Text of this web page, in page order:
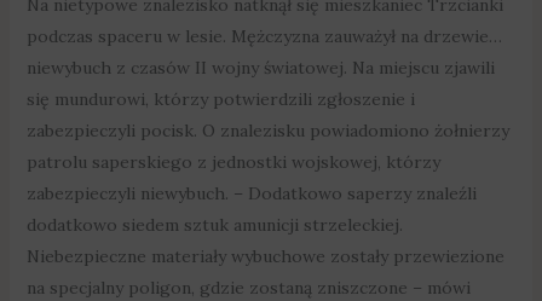
Na nietypowe znalezisko natknął się mieszkaniec Trzcianki
podczas spaceru w lesie. Mężczyzna zauważył na drzewie…
niewybuch z czasów II wojny światowej. Na miejscu zjawili
się mundurowi, którzy potwierdzili zgłoszenie i
zabezpieczyli pocisk. O znalezisku powiadomiono żołnierzy
patrolu saperskiego z jednostki wojskowej, którzy
zabezpieczyli niewybuch. – Dodatkowo saperzy znaleźli
dodatkowo siedem sztuk amunicji strzeleckiej.
Niebezpieczne materiały wybuchowe zostały przewiezione
na specjalny poligon, gdzie zostaną zniszczone – mówi